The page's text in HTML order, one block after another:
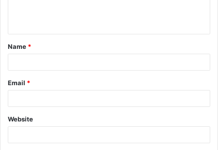
t
*
Name *
Email *
Website